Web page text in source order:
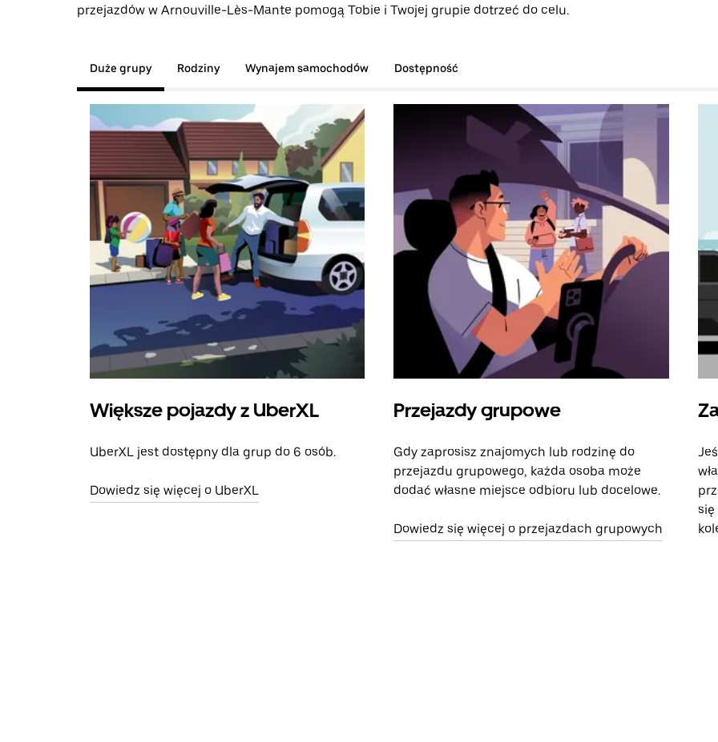
przejazdów w Arnouville-Lès-Mante pomogą Tobie i Twojej grupie dotrzeć do celu.
Duże grupy Rodziny Wynajem samochodów Dostępność
Większe pojazdy z UberXL
UberXL jest dostępny dla grup do 6 osób.
Dowiedz się więcej o UberXL
Przejazdy grupowe
Gdy zaprosisz znajomych lub rodzinę do
przejazdu grupowego, każda osoba może
dodać własne miejsce odbioru lub docelowe.
Dowiedz się więcej o przejazdach grupowych
się